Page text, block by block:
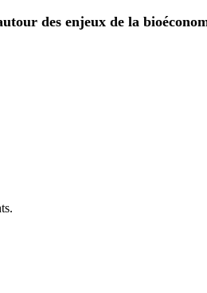
des enjeux de la